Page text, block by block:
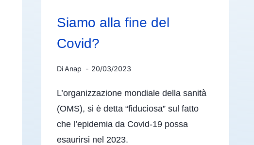
Siamo alla fine del
Covid?
DiAnap 20/03/2023
L’organizzazione mondiale della sanità
(OMS), si è detta “fiduciosa” sul fatto
che l’epidemia da Covid-19 possa
esaurirsi nel 2023.